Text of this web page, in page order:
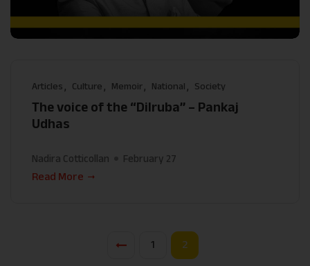
Articles Culture Memoir National Society
The voice of the “Dilruba” – Pankaj
Udhas
Nadira Cotticollan
February 27
Read More
1 2